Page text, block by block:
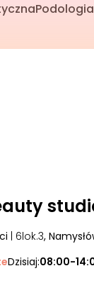
Podologia
| 6lok.3,
Dzisiaj:08:00-